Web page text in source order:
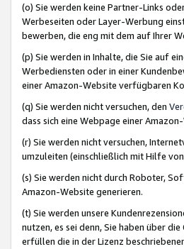
(o) Sie werden keine Partner-Links
Werbeseiten oder Layer-Werbung
bewerben, die eng mit dem auf Ihrer
(p) Sie werden in Inhalte, die Sie auf
Werbediensten oder in einer
einer Amazon-Website verfügbaren
(q) Sie werden nicht versuchen, den
dass sich eine Webpage einer
(r) Sie werden nicht versuchen,
umzuleiten (einschließlich mit Hilfe
(s) Sie werden nicht durch Roboter,
Amazon-Website generieren.
(t) Sie werden unsere
nutzen, es sei denn, Sie haben über
erfüllen die in der Lizenz